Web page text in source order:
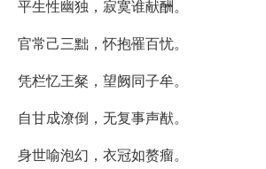
平生性幽独，寂寞谁献酬。
官常己三黜，怀抱罹百忧。
凭栏忆王粲，望阙同子牟。
自甘成潦倒，无复事声猷。
身世喻泡幻，衣冠如赘瘤。